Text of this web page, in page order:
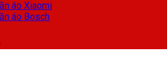
áo Xiaomi
áo Bosch